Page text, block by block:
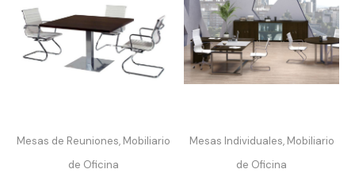
Mesas de Reuniones, Mobiliario
de Oficina
Mesas Individuales, Mobiliario
de Oficina